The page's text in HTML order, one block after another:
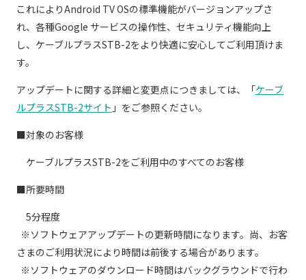
企業情報
アクセス
採用情報
契約約款
個人情報保護に関する基
本方針
公表事項
番組放送基準
放送番組審議会
よくある質問
サイトマップ
これによりAndroid TV OSの標準機能がバージョンアップさ
れ、各種Google サービスの操作性、セキュリティ機能向上
し、ケーブルプラスSTB-2をより快適に安心してご利用頂けま
す。
アップデートに関する詳細と変更点につきましては、「ケーブ
ルプラスSTB-2サイト 」をご参照ください。
■対象のお客様
ケーブルプラスSTB-2をご利用中のすべてのお客様
■所要時間
5分程度
※ソフトウェアアップデートの更新時間になります。尚、お客
さまのご利用状況により時間は前後する場合があります。
※ソフトウェアのダウンロード時間はバックグラウンドで行わ